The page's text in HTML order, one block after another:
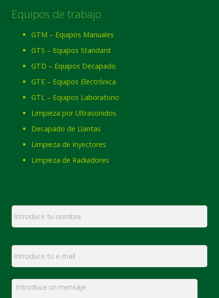
Equipos de trabajo
GTM – Equipos Manuales
GTS – Equipos Standard
GTD – Equipos Decapado
GTE – Equipos Electrónica
GTL – Equipos Laboratorio
Limpieza por Ultrasonidos
Decapado de Llantas
Limpieza de Inyectores
Limpieza de Radiadores
Nombre *
Email *
Mensaje